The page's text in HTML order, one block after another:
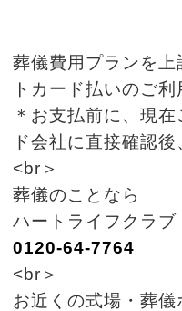
葬儀費用プランを上
トカード払いのご利
＊お支払前に、現
ド会社に直接確認後
<br＞
葬儀のことなら
ハートライフクラ
0120-64-7764
<br＞
お近くの式場・葬儀